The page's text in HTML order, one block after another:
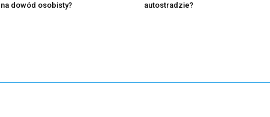
na dowód osobisty?
autostradzie?